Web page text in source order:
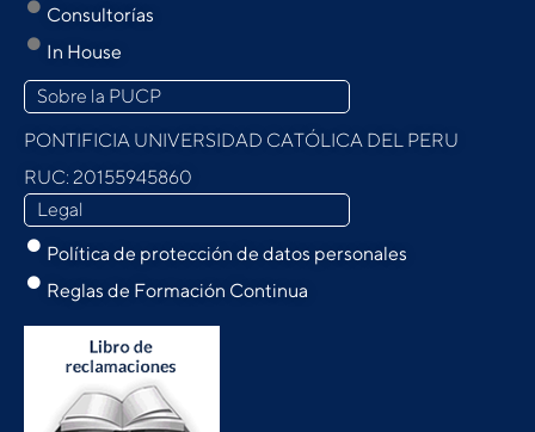
Consultorías
In House
Sobre la PUCP
PONTIFICIA UNIVERSIDAD CATÓLICA DEL PERU
RUC: 20155945860
Legal
Política de protección de datos personales
Reglas de Formación Continua